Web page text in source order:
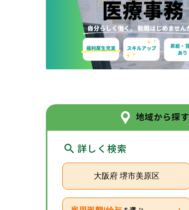
地域から探す
詳しく検索
大阪府 堺市美原区